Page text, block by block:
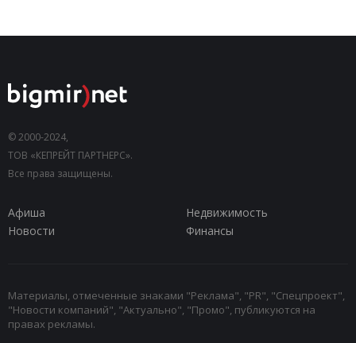
© 2000-2024,
ТОВ «КЕПРЕЙТ ПАРТНЕРС».
Все права защищены.
Афиша
Недвижимость
Новости
Финансы
Материалы, отмеченные знаками "Реклама", "PR", "Спецпроект",
"Новости компаний", "Актуально", "Промо", публикуются на
правах рекламы.